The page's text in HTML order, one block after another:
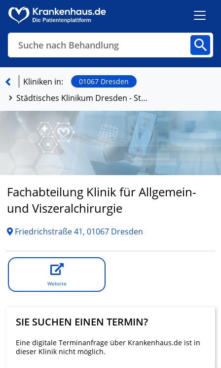
Suche nach Behandlung
Finden
Kliniken in: 01067 Dresden
Städtisches Klinikum Dresden - Standort Friedrichstadt
Fachabteilung Klinik für Allgemein-
und Viszeralchirurgie
Friedrichstraße 41, 01067 Dresden
Website
SIE SUCHEN EINEN TERMIN?
Eine digitale Terminanfrage über Krankenhaus.de ist in
dieser Klinik nicht möglich.